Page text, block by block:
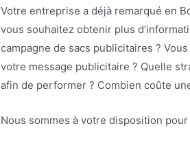
Votre entreprise a déjà remarqué en
vous souhaitez obtenir plus
campagne de sacs publicitaires ?
votre message publicitaire ? Quelle
afin de performer ? Combien coûte
Nous sommes à votre disposition